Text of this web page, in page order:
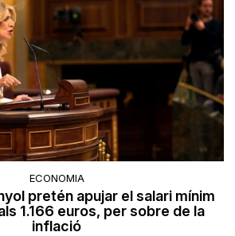
ECONOMIA
pretén apujar el salari mínim
1.166 euros, per sobre de la
inflació